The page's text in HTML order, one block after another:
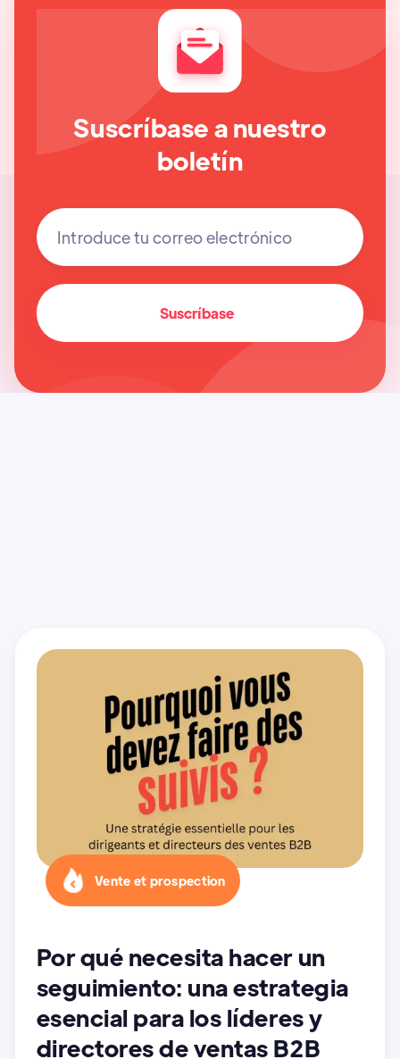
Suscríbase a nuestro
boletín
Vente et prospection
Por qué necesita hacer un
seguimiento: una estrategia
esencial para los líderes y
directores de ventas B2B